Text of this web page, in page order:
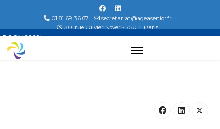
01 81 69 36 67
secretariat@ageasenior.fr
30, rue Olivier Noyer - 75014 Paris
DSCN3989.jpg...